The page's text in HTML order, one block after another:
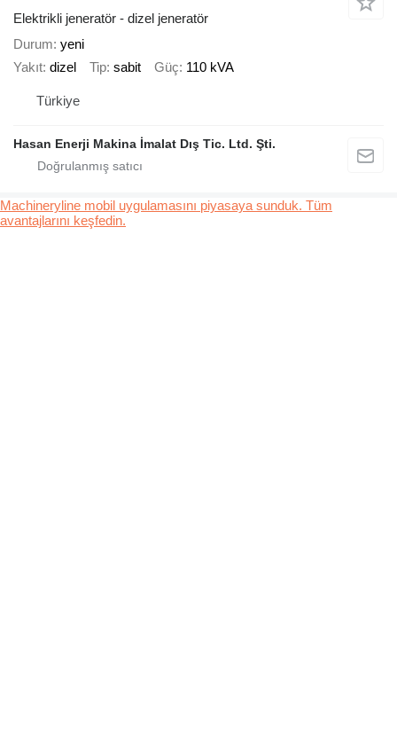
Elektrikli jeneratör - dizel jeneratör
Durum yeni
Yakıt dizel Tip sabit Güç 110 kVA
Türkiye
Hasan Enerji Makina İmalat Dış Tic. Ltd. Şti.
Machineryline mobil uygulamasını piyasaya sunduk. Tüm
avantajlarını keşfedin.